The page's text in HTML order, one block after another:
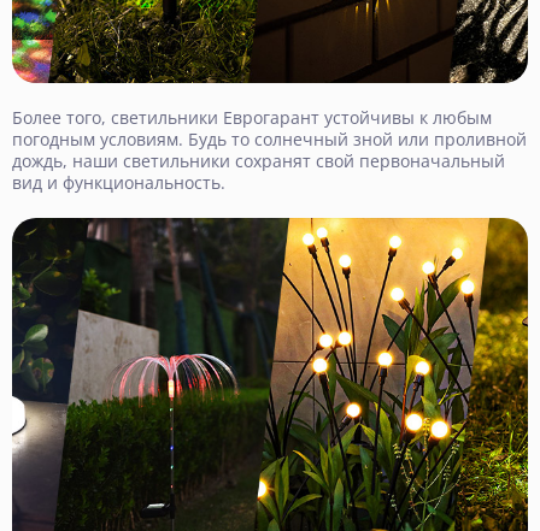
Более того, светильники Еврогарант устойчивы к любым
погодным условиям. Будь то солнечный зной или проливной
дождь, наши светильники сохранят свой первоначальный
вид и функциональность.